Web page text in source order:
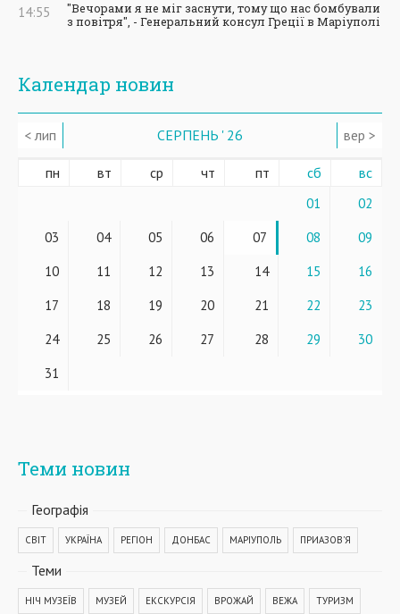
14:55
"Вечорами я не міг заснути, тому що нас бомбували
з повітря", - Генеральний консул Греції в Маріуполі
Календар новин
< лип СЕРПЕНЬ ' 26 вер >
пн вт ср чт пт сб вс
01
02
03
04 05 06 07 08
09
10
11 12 13 14 15
16
17
18 19 20 21 22
23
24
25 26 27 28 29
30
31
Теми новин
Географiя
СВІТ УКРАЇНА РЕГІОН ДОНБАС МАРІУПОЛЬ ПРИАЗОВ'Я
Теми
НІЧ МУЗЕЇВ МУЗЕЙ ЕКСКУРСІЯ ВРОЖАЙ ВЕЖА ТУРИЗМ